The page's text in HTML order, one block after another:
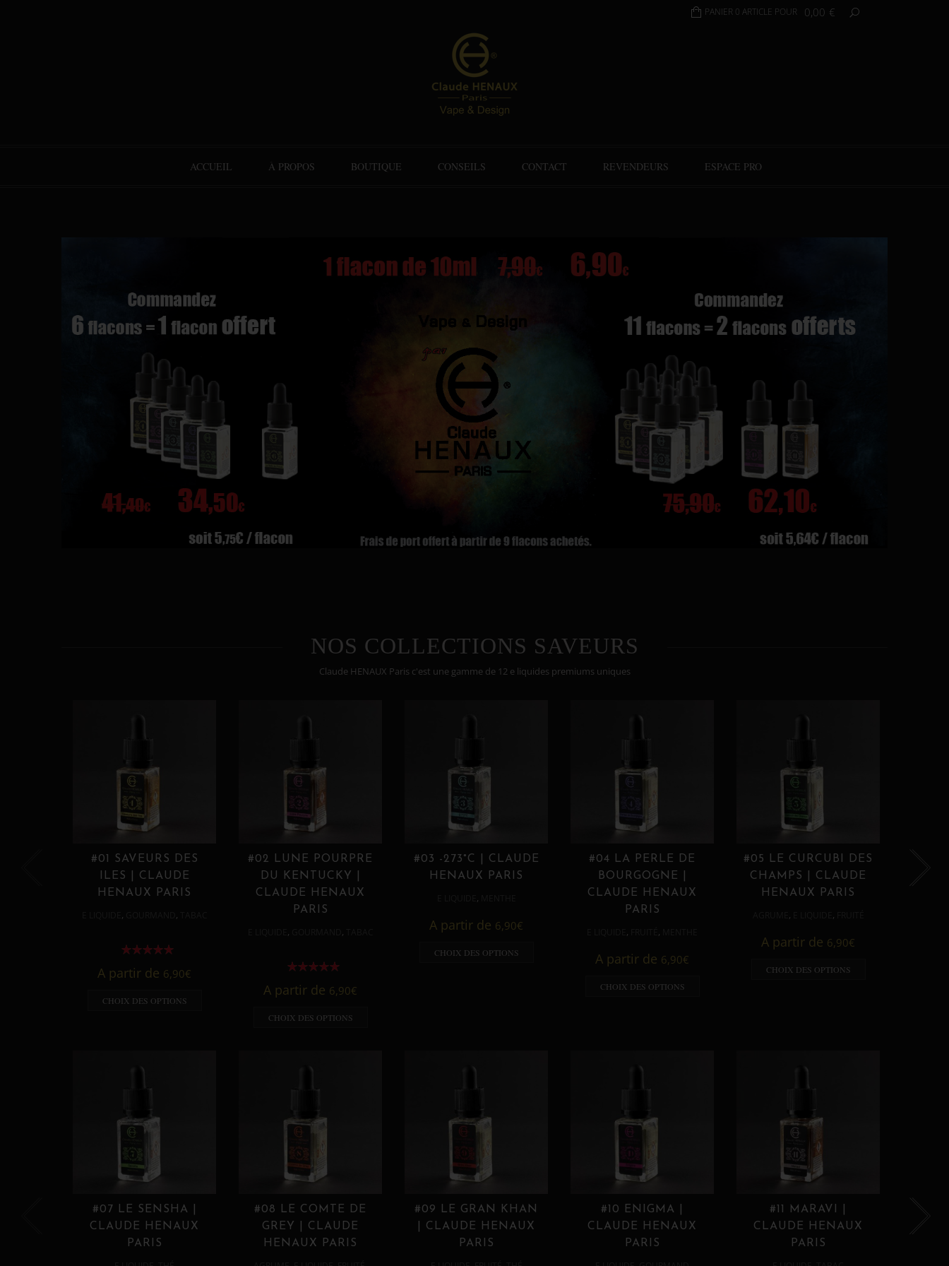
PANIER 0 ARTICLE POUR 0,00 €
ACCUEIL À PROPOS BOUTIQUE CONSEILS CONTACT REVENDEURS ESPACE PRO
NOS COLLECTIONS SAVEURS
Claude HENAUX Paris c'est une gamme de 12 e liquides premiums uniques
#01 SAVEURS DES
ILES | CLAUDE
HENAUX PARIS
, ,
A partir de 6,90€
CHOIX DES OPTIONS
#02 LUNE POURPRE
DU KENTUCKY |
CLAUDE HENAUX
PARIS
, ,
A partir de 6,90€
CHOIX DES OPTIONS
#03 -273°C | CLAUDE
HENAUX PARIS
,
A partir de 6,90€
CHOIX DES OPTIONS
#04 LA PERLE DE
BOURGOGNE |
CLAUDE HENAUX
PARIS
, ,
A partir de 6,90€
CHOIX DES OPTIONS
#05 LE CURCUBI DES
CHAMPS | CLAUDE
HENAUX PARIS
, ,
A partir de 6,90€
CHOIX DES OPTIONS
#07 LE SENSHA |
CLAUDE HENAUX
PARIS
#08 LE COMTE DE
GREY | CLAUDE
HENAUX PARIS
#09 LE GRAN KHAN
| CLAUDE HENAUX
PARIS
#10 ENIGMA |
CLAUDE HENAUX
PARIS
#11 MARAVI |
CLAUDE HENAUX
PARIS